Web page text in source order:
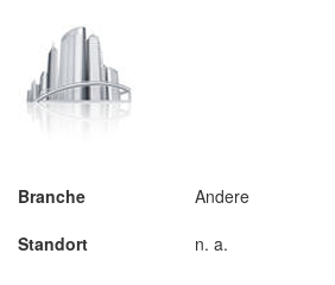
Branche
Andere
Standort
n. a.